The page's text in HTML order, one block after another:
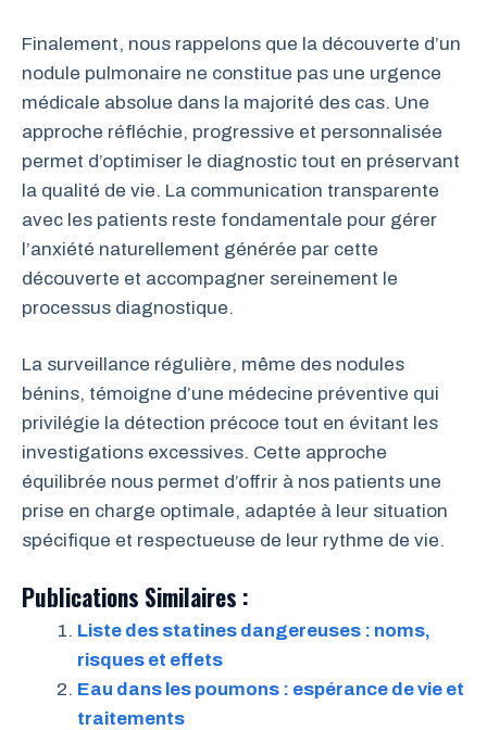
Finalement, nous rappelons que la découverte d’un
nodule pulmonaire ne constitue pas une urgence
médicale absolue dans la majorité des cas. Une
approche réfléchie, progressive et personnalisée
permet d’optimiser le diagnostic tout en préservant
la qualité de vie. La communication transparente
avec les patients reste fondamentale pour gérer
l’anxiété naturellement générée par cette
découverte et accompagner sereinement le
processus diagnostique.
La surveillance régulière, même des nodules
bénins, témoigne d’une médecine préventive qui
privilégie la détection précoce tout en évitant les
investigations excessives. Cette approche
équilibrée nous permet d’offrir à nos patients une
prise en charge optimale, adaptée à leur situation
spécifique et respectueuse de leur rythme de vie.
Publications Similaires :
Liste des statines dangereuses : noms,
risques et effets
Eau dans les poumons : espérance de vie et
traitements